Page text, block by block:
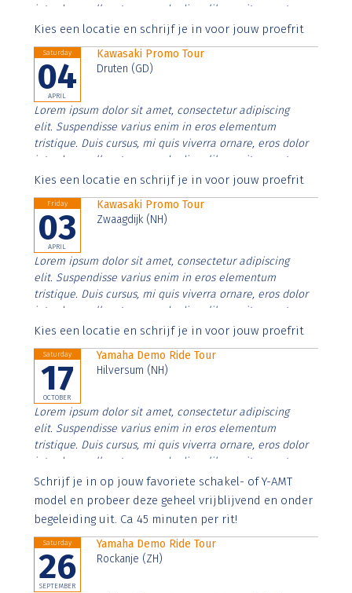
interdum nulla, ut commodo diam libero vitae erat.
Aenean faucibus nibh et justo cursus id rutrum lorem
Kies een locatie en schrijf je in voor jouw proefrit
Saturday
04
APRIL
Kawasaki Promo Tour
Druten (GD)
Lorem ipsum dolor sit amet, consectetur adipiscing
elit. Suspendisse varius enim in eros elementum
tristique. Duis cursus, mi quis viverra ornare, eros dolor
interdum nulla, ut commodo diam libero vitae erat.
Aenean faucibus nibh et justo cursus id rutrum lorem
Kies een locatie en schrijf je in voor jouw proefrit
Friday
03
APRIL
Kawasaki Promo Tour
Zwaagdijk (NH)
Lorem ipsum dolor sit amet, consectetur adipiscing
elit. Suspendisse varius enim in eros elementum
tristique. Duis cursus, mi quis viverra ornare, eros dolor
interdum nulla, ut commodo diam libero vitae erat.
Aenean faucibus nibh et justo cursus id rutrum lorem
Kies een locatie en schrijf je in voor jouw proefrit
Saturday
17
OCTOBER
Yamaha Demo Ride Tour
Hilversum (NH)
Lorem ipsum dolor sit amet, consectetur adipiscing
elit. Suspendisse varius enim in eros elementum
tristique. Duis cursus, mi quis viverra ornare, eros dolor
interdum nulla, ut commodo diam libero vitae erat.
Aenean faucibus nibh et justo cursus id rutrum lorem
imperdiet. Nunc ut sem vitae risus tristique posuere.
Schrijf je in op jouw favoriete schakel- of Y-AMT
model en probeer deze geheel vrijblijvend en onder
begeleiding uit. Ca 45 minuten per rit!
Saturday
26
SEPTEMBER
Yamaha Demo Ride Tour
Rockanje (ZH)